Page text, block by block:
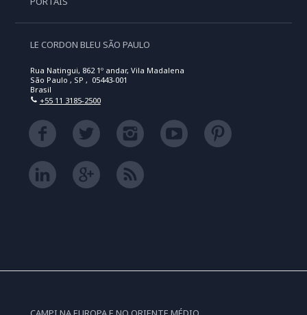
LE CORDON BLEU SÃO PAULO
Rua Natingui, 862 1º andar, Vila Madalena
São Paulo , SP , 05443-001
Brasil
+55 11 3185-2500